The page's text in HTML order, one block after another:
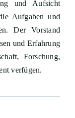
und Aufsicht
Aufgaben und
Der Vorstand
und Erfahrung
Forschung,
verfügen.